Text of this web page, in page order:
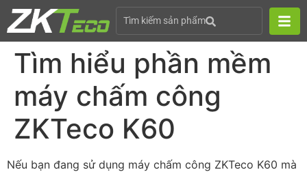
Tìm kiếm sản phẩm
Tìm hiểu phần mềm
máy chấm công
ZKTeco K60
Nếu bạn đang sử dụng máy chấm công ZKTeco K60 mà